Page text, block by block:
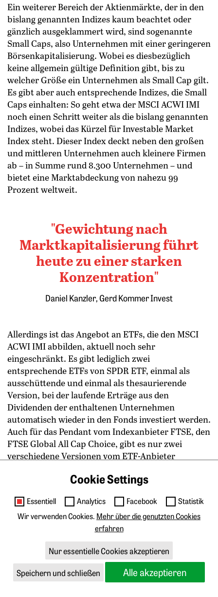
Springe zum Ende des Werbebanners
Springe zum Anfang des Werbebanners
Ein weiterer Bereich der Aktienmärkte, der in den
bislang genannten Indizes kaum beachtet oder
gänzlich ausgeklammert wird, sind sogenannte
Small Caps, also Unternehmen mit einer geringeren
Börsenkapitalisierung. Wobei es diesbezüglich
keine allgemein gültige Definition gibt, bis zu
welcher Größe ein Unternehmen als Small Cap gilt.
Es gibt aber auch entsprechende Indizes, die Small
Caps einhalten: So geht etwa der MSCI ACWI IMI
noch einen Schritt weiter als die bislang genannten
Indizes, wobei das Kürzel für Investable Market
Index steht. Dieser Index deckt neben den großen
und mittleren Unternehmen auch kleinere Firmen
ab – in Summe rund 8.300 Unternehmen – und
bietet eine Marktabdeckung von nahezu 99
Prozent weltweit.
Gewichtung nach
Marktkapitalisierung führt
heute zu einer starken
Konzentration
Daniel Kanzler, Gerd Kommer Invest
Allerdings ist das Angebot an ETFs, die den MSCI
ACWI IMI abbilden, aktuell noch sehr
eingeschränkt. Es gibt lediglich zwei
entsprechende ETFs von SPDR ETF, einmal als
ausschüttende und einmal als thesaurierende
Version, bei der laufende Erträge aus den
Dividenden der enthaltenen Unternehmen
automatisch wieder in den Fonds investiert werden.
Auch für das Pendant vom Indexanbieter FTSE, den
FTSE Global All Cap Choice, gibt es nur zwei
verschiedene Versionen vom ETF-Anbieter
Noch einen Schritt weiter geht der Weltaktien-ETF
von Gerd Kommer. Der bekannte deutsche
Buchautor und Vermögensverwalter zieht dabei
alle Register, um, basierend auf wissenschaftlichen
Erkenntnissen, prognosefrei und regelbasiert das
Optimum aus den globalen Aktienmärkten
herauszuholen, was aber auch zu höheren
Cookie Settings
Essentiell Analytics Facebook
Statistik
Wir verwenden Cookies. Mehr über die genutzten Cookies
erfahren
Nur essentielle Cookies akzeptieren
Speichern und schließen
Alle akzeptieren